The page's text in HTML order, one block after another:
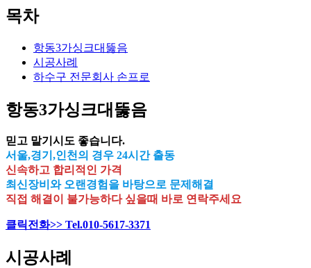
목차
항동3가싱크대뚫음
시공사례
하수구 전문회사 손프로
항동3가싱크대뚫음
믿고 맡기시도 좋습니다.
서울,경기,인천의 경우 24시간 출동
신속하고 합리적인 가격
최신장비와 오랜경험을 바탕으로 문제해결
직접 해결이 불가능하다 싶을때 바로 연락주세요
클릭전화>> Tel.010-5617-3371
시공사례